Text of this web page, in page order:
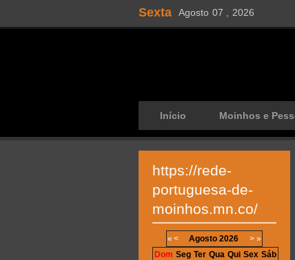
Sexta Agosto 07 , 2026
Início Moinhos e
https://rede-
portuguesa-de-
moinhos.mn.co/
« < Agosto 2026 > »
Dom Seg Ter Qua Qui Sex Sáb